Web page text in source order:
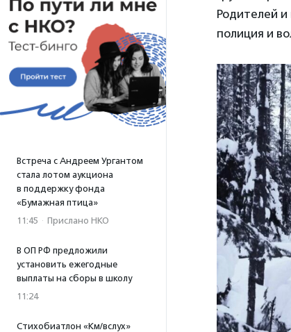
Встреча с Андреем Ургантом
стала лотом аукциона
в поддержку фонда
«Бумажная птица»
11:45 · Прислано НКО
В ОП РФ предложили
установить ежегодные
выплаты на сборы в школу
11:24
Стихобиатлон «Км/вслух»
Родителей
полиция и